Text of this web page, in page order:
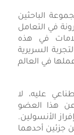
الباحثين
في التعامل
في هذه
السريرية
في العالم
عليه، لا
عن هذا العضو
الأنسولين.
جزئين أحدهما